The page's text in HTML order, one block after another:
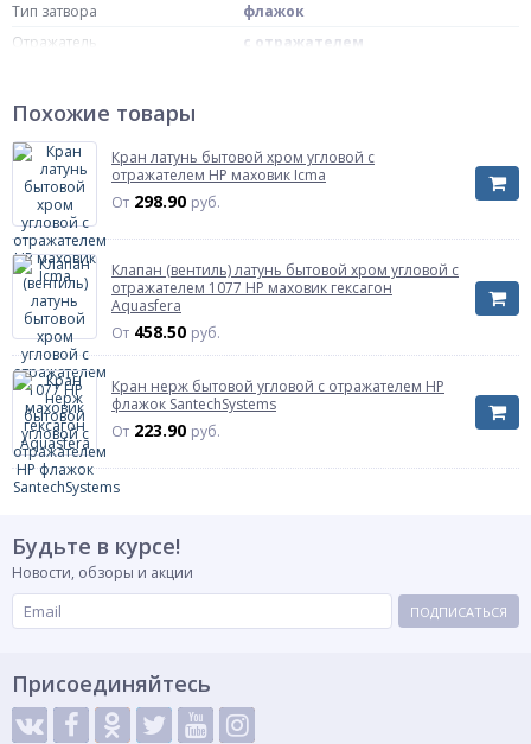
Тип затвора
флажок
Отражатель
с отражателем
Масса нетто
Штрих-код на одну ТМЦ
4606034346150
Диаметр
Давление
Присоединительный размер
Артикул
1073-01
Похожие товары
Кран латунь бытовой хром угловой с
отражателем НР маховик Icma
От 298.90 руб.
Клапан (вентиль) латунь бытовой хром угловой с
отражателем 1077 НР маховик гексагон
Aquasfera
От 458.50 руб.
Кран нерж бытовой угловой с отражателем НР
флажок SantechSystems
От 223.90 руб.
Будьте в курсе!
Новости, обзоры и акции
ПОДПИСАТЬСЯ
Присоединяйтесь